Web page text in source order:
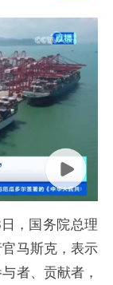
，国务院总理
马斯克，表示
者、贡献者，